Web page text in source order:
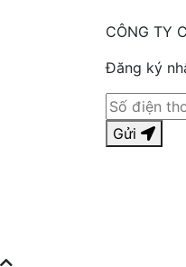
CÔNG TY
Đăng ký
Gửi